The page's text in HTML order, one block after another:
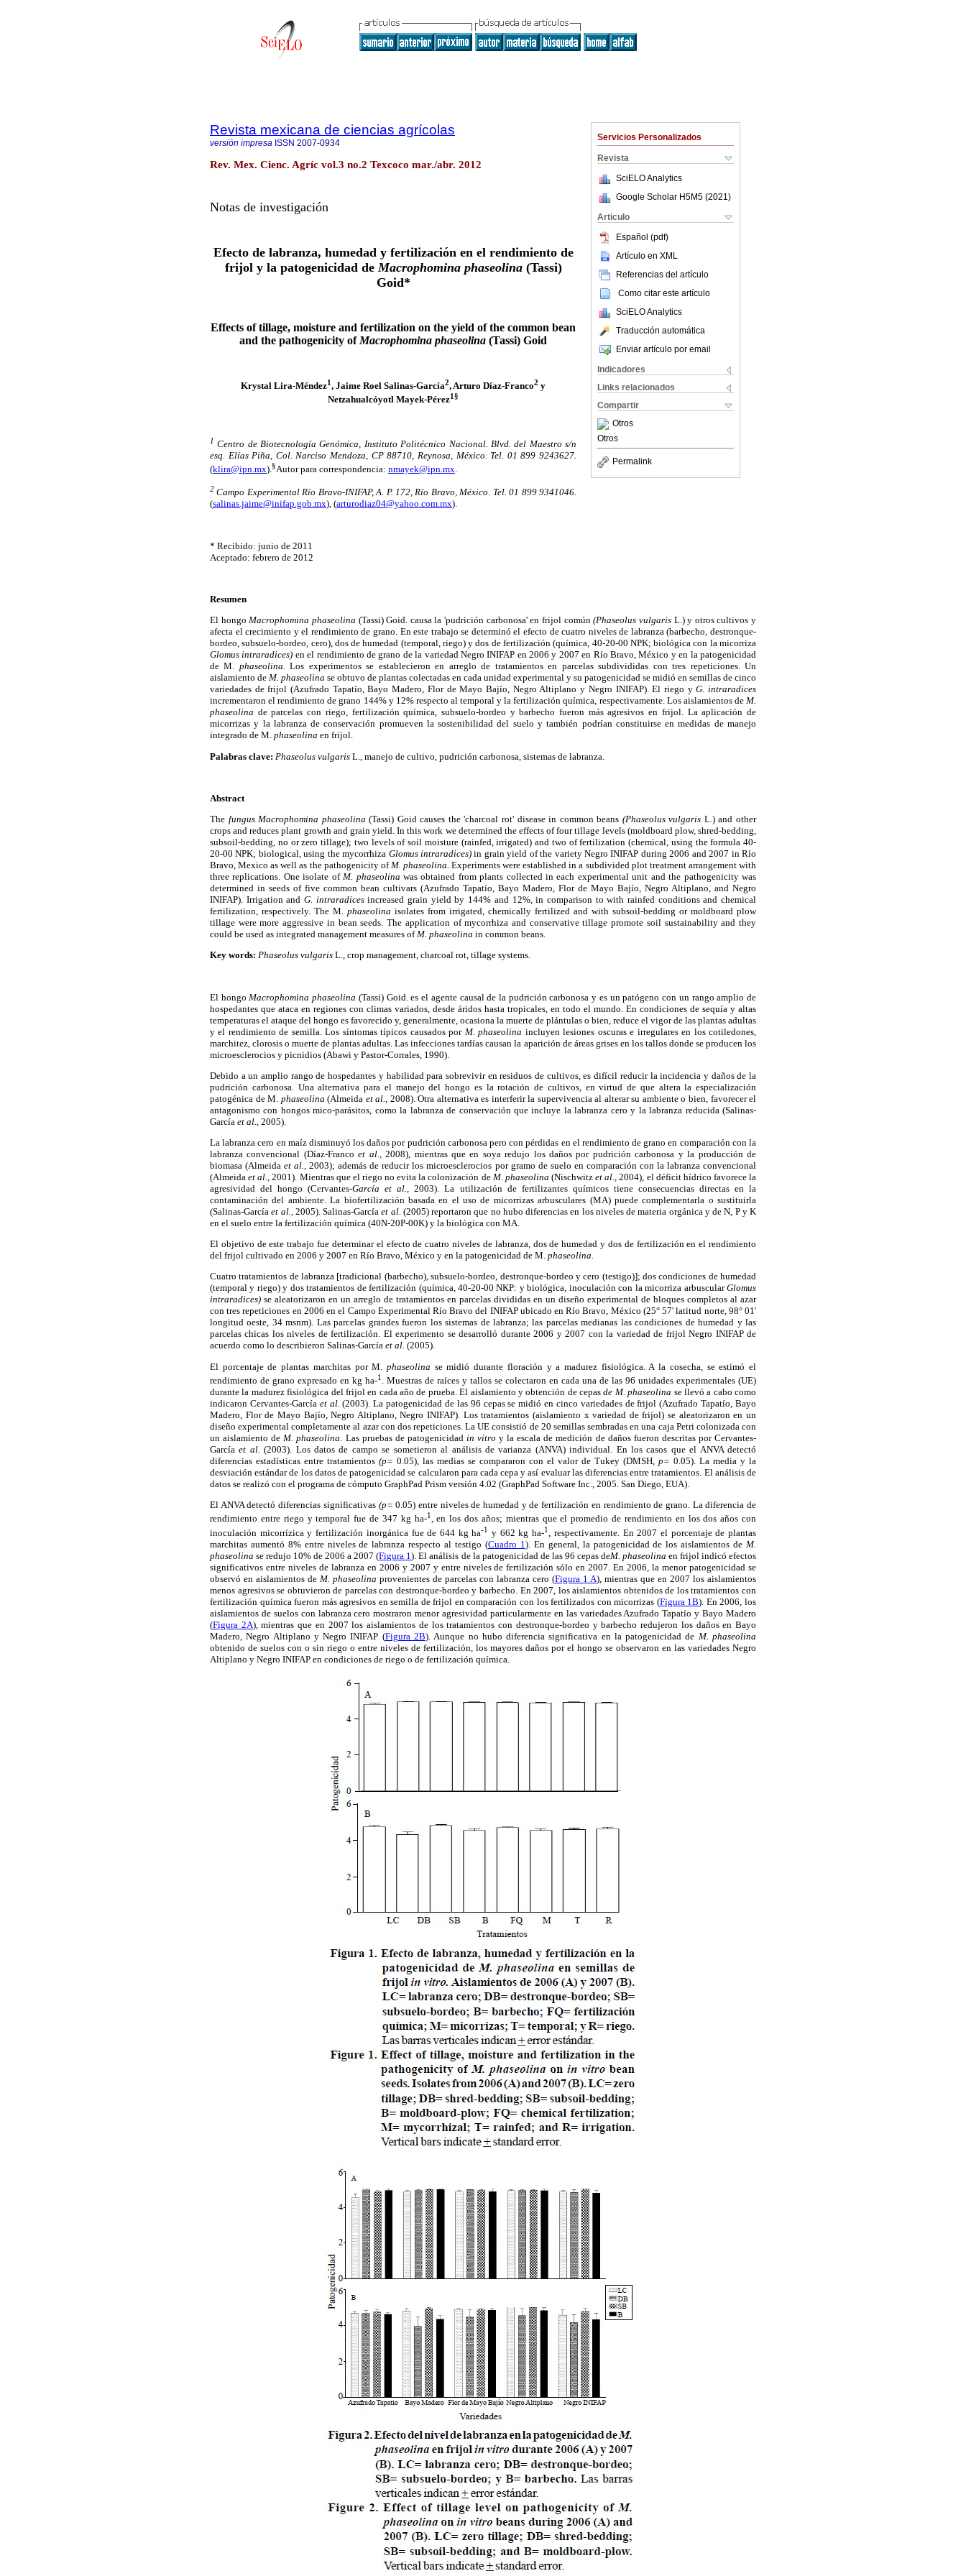
Servicios Personalizados
Revista
SciELO Analytics
Google Scholar H5M5 (2021 )
Articulo
Español (pdf)
Artículo en XML
Referencias del artículo
Como citar este artículo
SciELO Analytics
Traducción automática
Enviar artículo por email
Indicadores
Links relacionados
Compartir
Otros
Otros
Permalink
Revista mexicana de ciencias agrícolas
versión impresa ISSN 2007-0934
Rev. Mex. Cienc. Agríc vol.3 no.2 Texcoco mar./abr. 2012
Notas de investigación
Efecto de labranza, humedad y fertilización en el rendimiento de
frijol y la patogenicidad deMacrophomina phaseolina(Tassi)
Goid*
Effects of tillage, moisture and fertilization on the yield of the common bean
and the pathogenicity of Macrophomina phaseolina (Tassi) Goid
Krystal Lira-Méndez1, Jaime Roel Salinas-García2, Arturo Díaz-Franco2 y
Netzahualcóyotl Mayek-Pérez1§
1 Centro de Biotecnología Genómica, Instituto Politécnico Nacional. Blvd. del Maestro s/n
esq. Elías Piña, Col. Narciso Mendoza, CP 88710, Reynosa, México. Tel. 01 899 9243627.
(klira@ipn.mx). §Autor para correspondencia: nmayek@ipn.mx
2 Campo Experimental Río Bravo-INIFAP, A. P. 172, Río Bravo, México. Tel. 01 899 9341046.
(salinas.jaime@inifap.gob.mx), (arturodiaz04@yahoo.com.mx).
* Recibido: junio de 2011
Aceptado: febrero de 2012
Resumen
El hongoMacrophomina phaseolina (Tassi) Goid. causa la 'pudrición carbonosa' en frijol común(Phaseolus vulgarisL.) y otros cultivos y
afecta el crecimiento y el rendimiento de grano. En este trabajo se determinó el efecto de cuatro niveles de labranza (barbecho, destronque-
bordeo, subsuelo-bordeo, cero), dos de humedad (temporal, riego) y dos de fertilización (química, 40-20-00 NPK; biológica con la micorriza
Glomus intraradices) en el rendimiento de grano de la variedad Negro INIFAP en 2006 y 2007 en Río Bravo, México y en la patogenicidad
de M. phaseolina. Los experimentos se establecieron en arreglo de tratamientos en parcelas subdivididas con tres repeticiones. Un
aislamiento de M. phaseolina se obtuvo de plantas colectadas en cada unidad experimental y su patogenicidad se midió en semillas de cinco
variedades de frijol (Azufrado Tapatío, Bayo Madero, Flor de Mayo Bajío, Negro Altiplano y Negro INIFAP). El riego yG. intraradices
incrementaron el rendimiento de grano 144% y 12% respecto al temporal y la fertilización química, respectivamente. Los aislamientos de M.
phaseolina de parcelas con riego, fertilización química, subsuelo-bordeo y barbecho fueron más agresivos en frijol. La aplicación de
micorrizas y la labranza de conservación promueven la sostenibilidad del suelo y también podrían constituirse en medidas de manejo
integrado de M. phaseolina en frijol.
Palabras clave: Phaseolus vulgaris L., manejo de cultivo, pudrición carbonosa, sistemas de labranza.
Abstract
The fungus Macrophomina phaseolina (Tassi) Goid causes the 'charcoal rot' disease in common beans (Phaseolus vulgaris L.) and other
crops and reduces plant growth and grain yield. In this work we determined the effects of four tillage levels (moldboard plow, shred-bedding,
subsoil-bedding, no or zero tillage); two levels of soil moisture (rainfed, irrigated) and two of fertilization (chemical, using the formula 40-
20-00 NPK; biological, using the mycorrhiza Glomus intraradices) in grain yield of the variety Negro INIFAP during 2006 and 2007 in Río
Bravo, Mexico as well as the pathogenicity ofM. phaseolina. Experiments were established in a subdivided plot treatment arrangement with
three replications. One isolate ofM. phaseolina was obtained from plants collected in each experimental unit and the pathogenicity was
determined in seeds of five common bean cultivars (Azufrado Tapatío, Bayo Madero, Flor de Mayo Bajío, Negro Altiplano, and Negro
INIFAP). Irrigation andG. intraradicesincreased grain yield by 144% and 12%, in comparison to with rainfed conditions and chemical
fertilization, respectively. The M. phaseolina isolates from irrigated, chemically fertilized and with subsoil-bedding or moldboard plow
tillage were more aggressive in bean seeds. The application of mycorrhiza and conservative tillage promote soil sustainability and they
could be used as integrated management measures ofM. phaseolina in common beans.
Key words: Phaseolus vulgaris L., crop management, charcoal rot, tillage systems.
El hongo Macrophomina phaseolina (Tassi) Goid. es el agente causal de la pudrición carbonosa y es un patógeno con un rango amplio de
hospedantes que ataca en regiones con climas variados, desde áridos hasta tropicales, en todo el mundo. En condiciones de sequía y altas
temperaturas el ataque del hongo es favorecido y, generalmente, ocasiona la muerte de plántulas o bien, reduce el vigor de las plantas adultas
y el rendimiento de semilla. Los síntomas típicos causados por M. phaseolina incluyen lesiones oscuras e irregulares en los cotiledones,
marchitez, clorosis o muerte de plantas adultas. Las infecciones tardías causan la aparición de áreas grises en los tallos donde se producen los
microesclerocios y picnidios (Abawi y Pastor-Corrales, 1990).
Debido a un amplio rango de hospedantes y habilidad para sobrevivir en residuos de cultivos, es difícil reducir la incidencia y daños de la
pudrición carbonosa. Una alternativa para el manejo del hongo es la rotación de cultivos, en virtud de que altera la especialización
patogénica de M. phaseolina (Almeida et al.,
2008). Otra alternativa es interferir la supervivencia al alterar su ambiente o bien, favorecer el
antagonismo con hongos mico-parásitos, como la labranza de conservación que incluye la labranza cero y la labranza reducida (Salinas-
García et al., 2005).
La labranza cero en maíz disminuyó los daños por pudrición carbonosa pero con pérdidas en el rendimiento de grano en comparación con la
labranza convencional (Díaz-Francoet al.,2008), mientras que en soya redujo los daños por pudrición carbonosa y la producción de
biomasa (Almeidaet al., 2003); además de reducir los microesclerocios por gramo de suelo en comparación con la labranza convencional
(Almeidaet al., 2001). Mientras que el riego no evita la colonización de M. phaseolina (Nischwitzet al., 2004), el déficit hídrico favorece la
agresividad del hongo (Cervantes-García et al., 2003). La utilización de fertilizantes químicos tiene consecuencias directas en la
contaminación del ambiente. La biofertilización basada en el uso de micorrizas arbusculares (MA) puede complementarla o sustituirla
(Salinas-Garcíaet al.,2005). Salinas-Garcíaet al. (2005) reportaron que no hubo diferencias en los niveles de materia orgánica y de N, P y K
en el suelo entre la fertilización química (40N-20P-00K) y la biológica con MA.
El objetivo de este trabajo fue determinar el efecto de cuatro niveles de labranza, dos de humedad y dos de fertilización en el rendimiento
del frijol cultivado en 2006 y 2007 en Río Bravo, México y en la patogenicidad de M. phaseolina.
Cuatro tratamientos de labranza [tradicional (barbecho), subsuelo-bordeo, destronque-bordeo y cero (testigo)]; dos condiciones de humedad
(temporal y riego) y dos tratamientos de fertilización (química, 40-20-00 NKP: y biológica, inoculación con la micorriza arbuscularGlomus
intraradices) se aleatorizaron en un arreglo de tratamientos en parcelas divididas en un diseño experimental de bloques completos al azar
con tres repeticiones en 2006 en el Campo Experimental Río Bravo del INIFAP ubicado en Río Bravo, México (25° 57' latitud norte, 98° 01'
longitud oeste, 34 msnm). Las parcelas grandes fueron los sistemas de labranza; las parcelas medianas las condiciones de humedad y las
parcelas chicas los niveles de fertilización. El experimento se desarrolló durante 2006 y 2007 con la variedad de frijol Negro INIFAP de
acuerdo como lo describieron Salinas-García et al. (2005).
El porcentaje de plantas marchitas por M. phaseolina se midió durante floración y a madurez fisiológica. A la cosecha, se estimó el
rendimiento de grano expresado en kg ha-1
. Muestras de raíces y tallos se colectaron en cada una de las 96 unidades experimentales (UE)
durante la madurez fisiológica del frijol en cada año de prueba. El aislamiento y obtención de cepasde M. phaseolina se llevó a cabo como
indicaron Cervantes-García et al. (2003). La patogenicidad de las 96 cepas se midió en cinco variedades de frijol (Azufrado Tapatío, Bayo
Madero, Flor de Mayo Bajío, Negro Altiplano, Negro INIFAP). Los tratamientos (aislamiento x variedad de frijol) se aleatorizaron en un
diseño experimental completamente al azar con dos repeticiones. La UE consistió de 20 semillas sembradas en una caja Petri colonizada con
un aislamiento de M. phaseolina. Las pruebas de patogenicidad in vitro y la escala de medición de daños fueron descritas por Cervantes-
Garcíaet al. (2003). Los datos de campo se sometieron al análisis de varianza (ANVA) individual. En los casos que el ANVA detectó
diferencias estadísticas entre tratamientos (p= 0.05), las medias se compararon con el valor de Tukey (DMSH, p= 0.05). La media y la
desviación estándar de los datos de patogenicidad se calcularon para cada cepa y así evaluar las diferencias entre tratamientos. El análisis de
datos se realizó con el programa de cómputo GraphPad Prism versión 4.02 (GraphPad Software Inc., 2005. San Diego, EUA).
El ANVA detectó diferencias significativas (p= 0.05) entre niveles de humedad y de fertilización en rendimiento de grano. La diferencia de
rendimiento entre riego y temporal fue de 347 kg ha-1, en los dos años; mientras que el promedio de rendimiento en los dos años con
inoculación micorrízica y fertilización inorgánica fue de 644 kg ha-1 y 662 kg ha-1
, respectivamente. En 2007 el porcentaje de plantas
marchitas aumentó 8% entre niveles de labranza respecto al testigo (Cuadro 1 ). En general, la patogenicidad de los aislamientos de M.
phaseolina se redujo 10% de 2006 a 2007 (Figura 1). El análisis de la patogenicidad de las 96 cepas deM. phaseolina en frijol indicó efectos
significativos entre niveles de labranza en 2006 y 2007 y entre niveles de fertilización sólo en 2007. En 2006, la menor patogenicidad se
observó en aislamientos de M. phaseolina provenientes de parcelas con labranza cero (Figura 1 A), mientras que en 2007 los aislamientos
menos agresivos se obtuvieron de parcelas con destronque-bordeo y barbecho. En 2007, los aislamientos obtenidos de los tratamientos con
fertilización química fueron más agresivos en semilla de frijol en comparación con los fertilizados con micorrizas (Figura 1B). En 2006, los
aislamientos de suelos con labranza cero mostraron menor agresividad particularmente en las variedades Azufrado Tapatío y Bayo Madero
(Figura 2A), mientras que en 2007 los aislamientos de los tratamientos con destronque-bordeo y barbecho redujeron los daños en Bayo
Madero, Negro Altiplano y Negro INIFAP (Figura 2B). Aunque no hubo diferencia significativa en la patogenicidad de M. phaseolina
obtenido de suelos con o sin riego o entre niveles de fertilización, los mayores daños por el hongo se observaron en las variedades Negro
Altiplano y Negro INIFAP en condiciones de riego o de fertilización química.